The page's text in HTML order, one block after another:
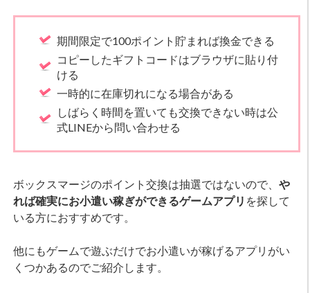
期間限定で100ポイント貯まれば換金できる
コピーしたギフトコードはブラウザに貼り付
ける
一時的に在庫切れになる場合がある
しばらく時間を置いても交換できない時は公
式LINEから問い合わせる
ボックスマージのポイント交換は抽選ではないので、 や
れば確実にお小遣い稼ぎができるゲームアプリ を探して
いる方におすすめです。
他にもゲームで遊ぶだけでお小遣いが稼げるアプリがい
くつかあるのでご紹介します。